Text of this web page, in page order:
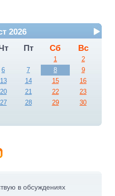
2026
Пт Сб Вс
1
2
6 7 8
9
13 14 15
16
20 21 22
23
27 28 29
30
в обсуждениях